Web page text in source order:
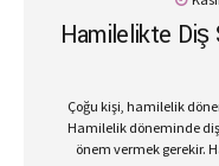
nedenlere bağlı olarak
bu dişlerin yeri
Komşu dişler, dişin yerini
Hamilelikte Diş
Çoğu kişi, hamilelik
Hamilelik döneminde diş
önem vermek gerekir.